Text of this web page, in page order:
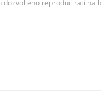
reproducirati